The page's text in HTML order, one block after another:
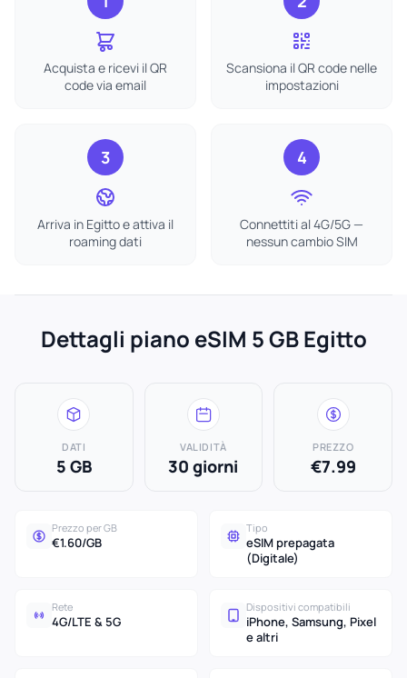
Acquista e ricevi il QR
code via email
Scansiona il QR code nelle
impostazioni
3
Arriva in Egitto e attiva il
roaming dati
4
Connettiti al 4G/5G —
nessun cambio SIM
Dettagli piano eSIM 5 GB Egitto
DATI
5 GB
VALIDITÀ
30 giorni
PREZZO
€7.99
Prezzo per GB
€1.60/GB
Tipo
eSIM prepagata
(Digitale)
Rete
4G/LTE & 5G
Dispositivi compatibili
iPhone, Samsung, Pixel
e altri